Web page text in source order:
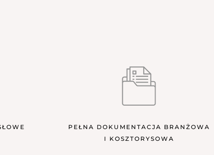
PEŁNA DOKUMENTACJA BRANŻOWA
I KOSZTORYSOWA